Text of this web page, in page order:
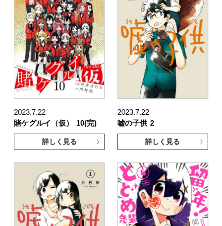
2023.7.22
賭ケグルイ（仮）
10(完)
詳しく見る
2023.7.22
嘘の子供 2
詳しく見る